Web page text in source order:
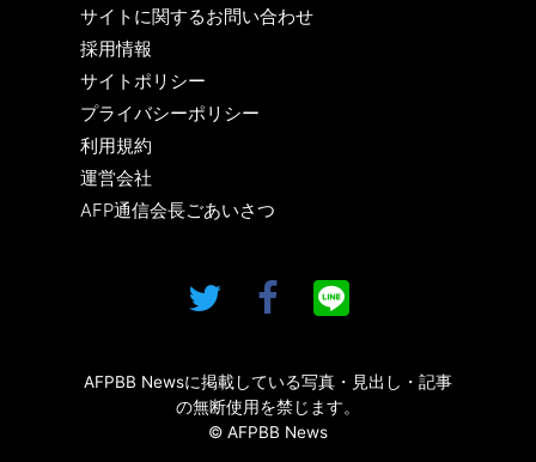
サイトに関するお問い合わせ
採用情報
サイトポリシー
プライバシーポリシー
利用規約
運営会社
AFP通信会長ごあいさつ
AFPBB Newsに掲載している写真・見出し・記事
の無断使用を禁じます。
© AFPBB News